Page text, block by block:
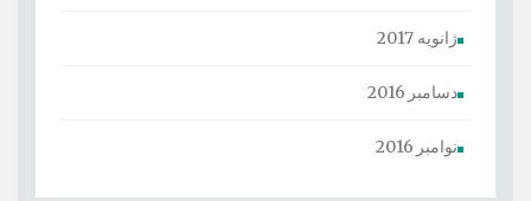
ژانویه 2017
دسامبر 2016
نوامبر 2016